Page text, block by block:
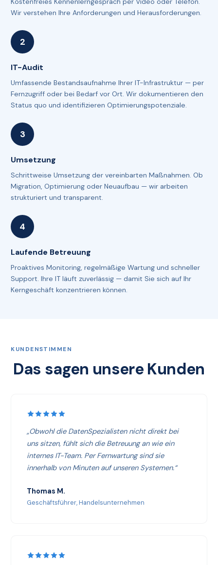
Wir verstehen Ihre Anforderungen und Herausforderungen.
IT-Audit
Umfassende Bestandsaufnahme Ihrer IT-Infrastruktur — per
Fernzugriff oder bei Bedarf vor Ort. Wir dokumentieren den
Status quo und identifizieren Optimierungspotenziale.
Umsetzung
Schrittweise Umsetzung der vereinbarten Maßnahmen. Ob
Migration, Optimierung oder Neuaufbau — wir arbeiten
strukturiert und transparent.
Laufende Betreuung
Proaktives Monitoring, regelmäßige Wartung und schneller
Support. Ihre IT läuft zuverlässig — damit Sie sich auf Ihr
Kerngeschäft konzentrieren können.
KUNDENSTIMMEN
Das sagen unsere Kunden
„Obwohl die DatenSpezialisten nicht direkt bei
uns sitzen, fühlt sich die Betreuung an wie ein
internes IT-Team. Per Fernwartung sind sie
innerhalb von Minuten auf unseren Systemen.“
Thomas M.
Geschäftsführer, Handelsunternehmen